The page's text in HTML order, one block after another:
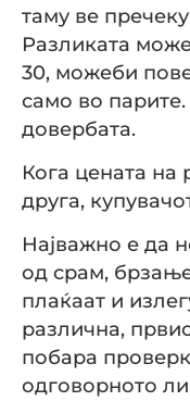
таму ве
Разликата
30, можеби
само во
довербата.
Кога цената на
друга,
Најважно е да
од срам,
плаќаат и
различна,
побара
одговорното